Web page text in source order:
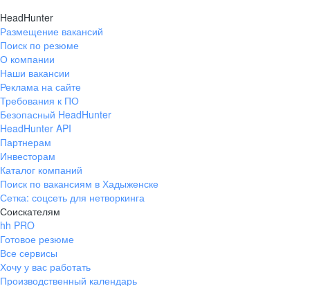
HeadHunter
Размещение вакансий
Поиск по резюме
О компании
Наши вакансии
Реклама на сайте
Требования к ПО
Безопасный HeadHunter
HeadHunter API
Партнерам
Инвесторам
Каталог компаний
Поиск по вакансиям в Хадыженске
Сетка: соцсеть для нетворкинга
Соискателям
hh PRO
Готовое резюме
Все сервисы
Хочу у вас работать
Производственный календарь